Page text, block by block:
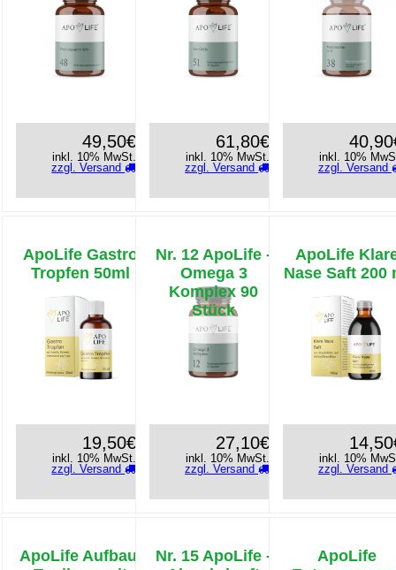
49,50€
inkl. 10% MwSt.
zzgl. Versand
61,80€
inkl. 10% MwSt.
zzgl. Versand
inkl. 10%
zzgl. Versand
ApoLife Gastro
Tropfen 50ml
19,50€
inkl. 10% MwSt.
zzgl. Versand
Nr. 12 ApoLife -
Omega 3
Komplex 90
Stück
27,10€
inkl. 10% MwSt.
zzgl. Versand
ApoLife
Nase Saft 200
inkl. 10%
zzgl. Versand
ApoLife Aufbau-
Nr. 15 ApoLife -
ApoLife